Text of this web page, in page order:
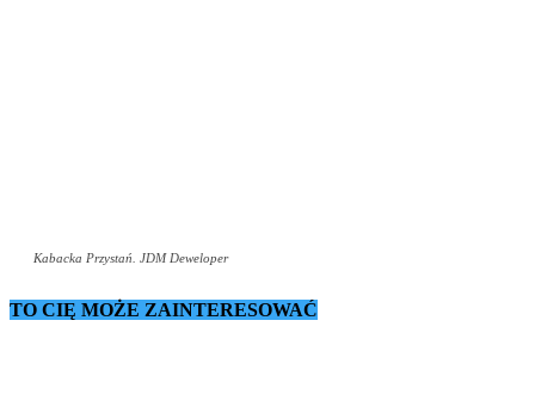
Kabacka Przystań. JDM Deweloper
TO CIĘ MOŻE ZAINTERESOWAĆ